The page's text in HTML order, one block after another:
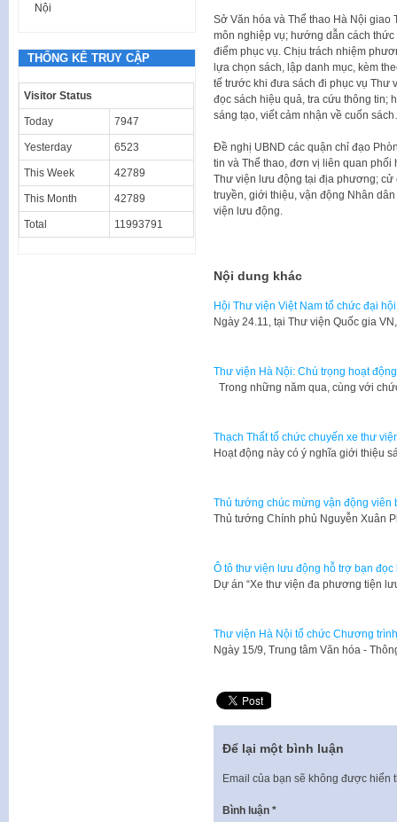
Sở Văn hóa và Thể thao Hà Nội giao
môn nghiệp vụ; hướng dẫn cách
điểm phục vụ. Chịu trách nhiệm
lựa chọn sách, lập danh mục, kèm
tế trước khi đưa sách đi phục vụ Thư
đọc sách hiệu quả, tra cứu thông tin;
sáng tạo, viết cảm nhận về cuốn
Đề nghị UBND các quận chỉ đạo
tin và Thể thao, đơn vị liên quan
Thư viện lưu động tại địa phương;
truyền, giới thiệu, vận động Nhân
viện lưu động.
Nội dung khác
Hội Thư viện Việt Nam tổ chức đại
​Ngày 24.11, tại Thư viện Quốc gia
Thư viện Hà Nội: Chú trọng hoạt
Trong những năm qua, cùng với
Thạch Thất tổ chức chuyến xe thư
Hoạt động này có ý nghĩa giới thiệu
Thủ tướng chúc mừng vận động viên
Thủ tướng Chính phủ Nguyễn Xuân
Ô tô thư viện lưu động hỗ trợ bạn đọc
Dự án “Xe thư viện đa phương tiện
Thư viện Hà Nội tổ chức Chương
Ngày 15/9, Trung tâm Văn hóa -
Để lại một bình luận
Email của bạn sẽ không được hiển
Bình luận *
Nội
THỐNG KÊ TRUY CẬP
Visitor Status
Today 7947
Yesterday 6523
This Week 42789
This Month 42789
Total 11993791